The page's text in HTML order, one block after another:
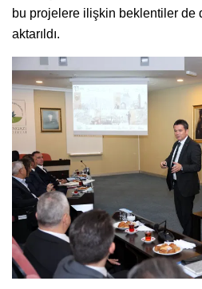
bu projelere ilişkin beklentiler de
aktarıldı.